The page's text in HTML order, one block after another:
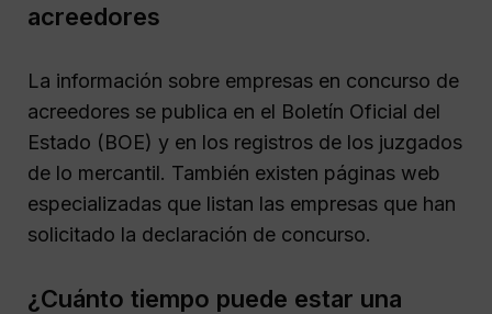
acreedores
La información sobre empresas en concurso de
acreedores se publica en el Boletín Oficial del
Estado (BOE) y en los registros de los juzgados
de lo mercantil. También existen páginas web
especializadas que listan las empresas que han
solicitado la declaración de concurso.
¿Cuánto tiempo puede estar una